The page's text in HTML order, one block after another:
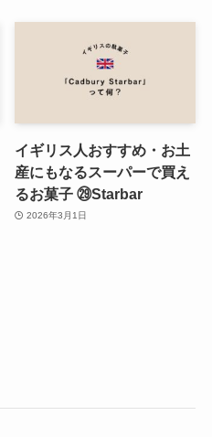
イギリス人おすすめ・お土
産にもなるスーパーで買え
るお菓子 ㉙Starbar
2026年3月1日